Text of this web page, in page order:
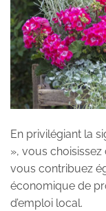
En privilégiant la
», vous
vous contribuez
économique de
d’emploi local.